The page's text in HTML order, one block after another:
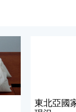
東北亞國